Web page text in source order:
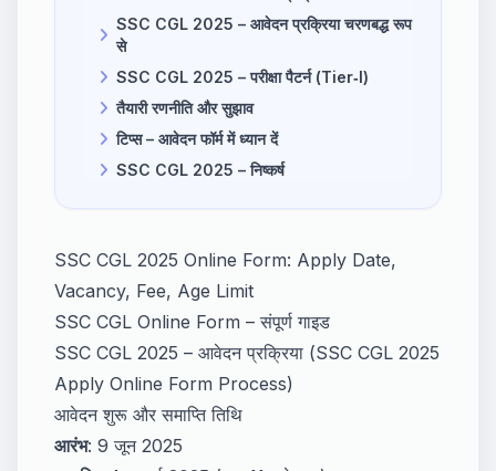
SSC CGL 2025 – आवेदन प्रक्रिया चरणबद्ध रूप
से
SSC CGL 2025 – परीक्षा पैटर्न (Tier‑I)
तैयारी रणनीति और सुझाव
टिप्स – आवेदन फॉर्म में ध्यान दें
SSC CGL 2025 – निष्कर्ष
SSC CGL 2025 Online Form: Apply Date,
Vacancy, Fee, Age Limit
SSC CGL Online Form – संपूर्ण गाइड
SSC CGL 2025 – आवेदन प्रक्रिया (SSC CGL 2025
Apply Online Form Process)
आवेदन शुरू और समाप्ति तिथि
आरंभ: 9 जून 2025